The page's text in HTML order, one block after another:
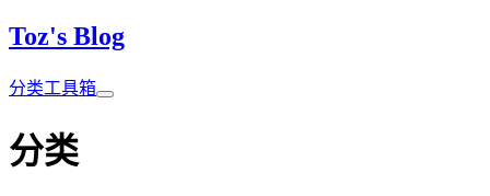
Toz's Blog
分类工具箱
分类